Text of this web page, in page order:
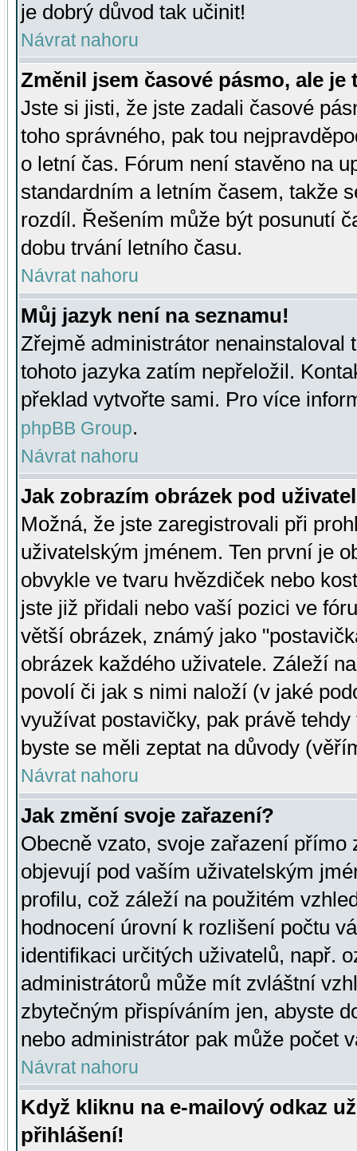
je dobrý důvod tak učinit!
Návrat nahoru
Změnil jsem časové pásmo, ale je
Jste si jisti, že jste zadali časové
toho správného, pak tou
o letní čas. Fórum není stavěno na
standardním a letním časem, takže
rozdíl. Řešením může být posunutí
dobu trvání letního času.
Návrat nahoru
Můj jazyk není na seznamu!
Zřejmě administrátor nenainstaloval
tohoto jazyka zatím nepřeložil.
překlad vytvořte sami. Pro více
phpBB Group.
Návrat nahoru
Jak zobrazím obrázek pod
Možná, že jste zaregistrovali při
uživatelským jménem. Ten první je
obvykle ve tvaru hvězdiček nebo
jste již přidali nebo vaší pozici ve
větší obrázek, známý jako
obrázek každého uživatele. Záleží
povolí či jak s nimi naloží (v jaké
využívat postavičky, pak právě
byste se měli zeptat na důvody
Návrat nahoru
Jak změní svoje zařazení?
Obecně vzato, svoje zařazení přímo
objevují pod vaším uživatelským
profilu, což záleží na použitém
hodnocení úrovní k rozlišení počtu
identifikaci určitých uživatelů, např.
administrátorů může mít zvláštní
zbytečným přispíváním jen, abyste
nebo administrátor pak může počet
Návrat nahoru
Když kliknu na e-mailový odkaz
přihlášení!